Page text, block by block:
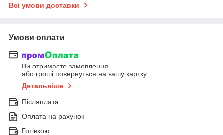
Всі умови доставки
Умови оплати
Ви отримаєте замовлення
або гроші повернуться на вашу картку
Детальніше
Післяплата
Оплата на рахунок
Готівкою